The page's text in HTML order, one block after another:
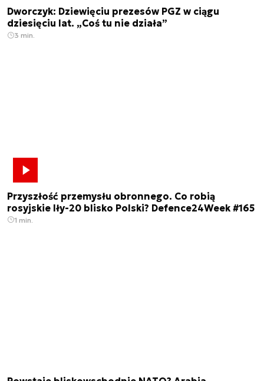
Dworczyk: Dziewięciu prezesów PGZ w ciągu
dziesięciu lat. „Coś tu nie działa”
3 min.
Przyszłość przemysłu obronnego. Co robią
rosyjskie Iły-20 blisko Polski? Defence24Week #165
1 min.